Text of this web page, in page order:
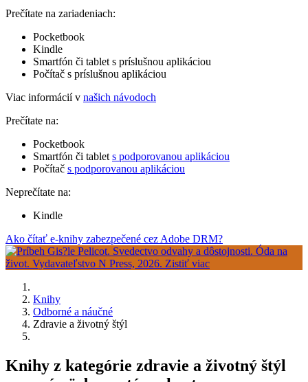
Prečítate na zariadeniach:
Pocketbook
Kindle
Smartfón či tablet s príslušnou aplikáciou
Počítač s príslušnou aplikáciou
Viac informácií v našich návodoch
Prečítate na:
Pocketbook
Smartfón či tablet s podporovanou aplikáciou
Počítač s podporovanou aplikáciou
Neprečítate na:
Kindle
Ako čítať e-knihy zabezpečené cez Adobe DRM?
Knihy
Odborné a náučné
Zdravie a životný štýl
Knihy z kategórie zdravie a životný štýl